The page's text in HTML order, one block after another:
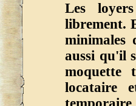
Les
librement.
aussi qu'il
moquette
locataire